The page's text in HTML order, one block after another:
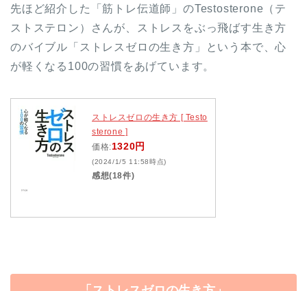
先ほど紹介した「筋トレ伝道師」のTestosterone（テ
ストステロン）さんが、ストレスをぶっ飛ばす生き方
のバイブル「ストレスゼロの生き方」という本で、心
が軽くなる100の習慣をあげています。
ストレスゼロの生き方 [ Testo
sterone ]
価格:1320円
(2024/1/5 11:58時点)
感想(18件)